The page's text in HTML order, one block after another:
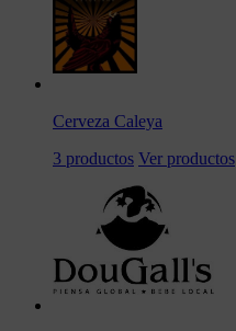
Cerveza Caleya
3 productos Ver productos